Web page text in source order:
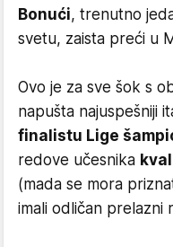
Bonući, trenutno
svetu, zaista preći u
Ovo je za sve šok s
napušta najuspešniji
finalistu Lige
redove učesnika
(mada se mora
imali odličan prelazni